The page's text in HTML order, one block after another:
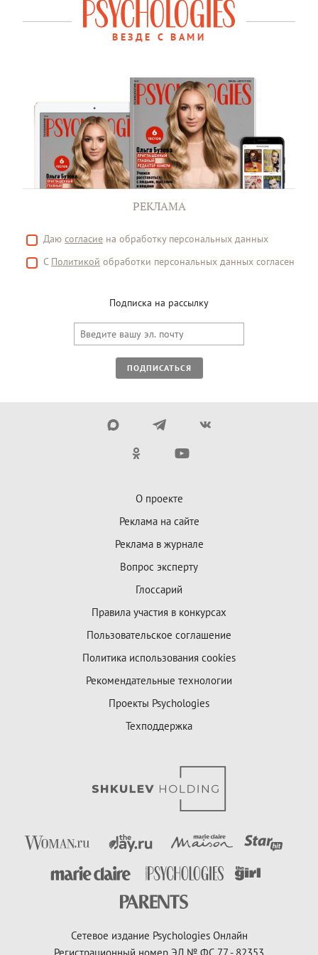
ВЕЗДЕ С ВАМИ
РЕКЛАМА
Даю согласие на обработку персональных данных
С Политикой обработки персональных данных согласен
Подписка на рассылку
ПОДПИСАТЬСЯ
О проекте
Реклама на сайте
Реклама в журнале
Вопрос эксперту
Глоссарий
Правила участия в конкурсах
Пользовательское соглашение
Политика использования cookies
Рекомендательные технологии
Проекты Psychologies
Техподдержка
Сетевое издание Psychologies Онлайн